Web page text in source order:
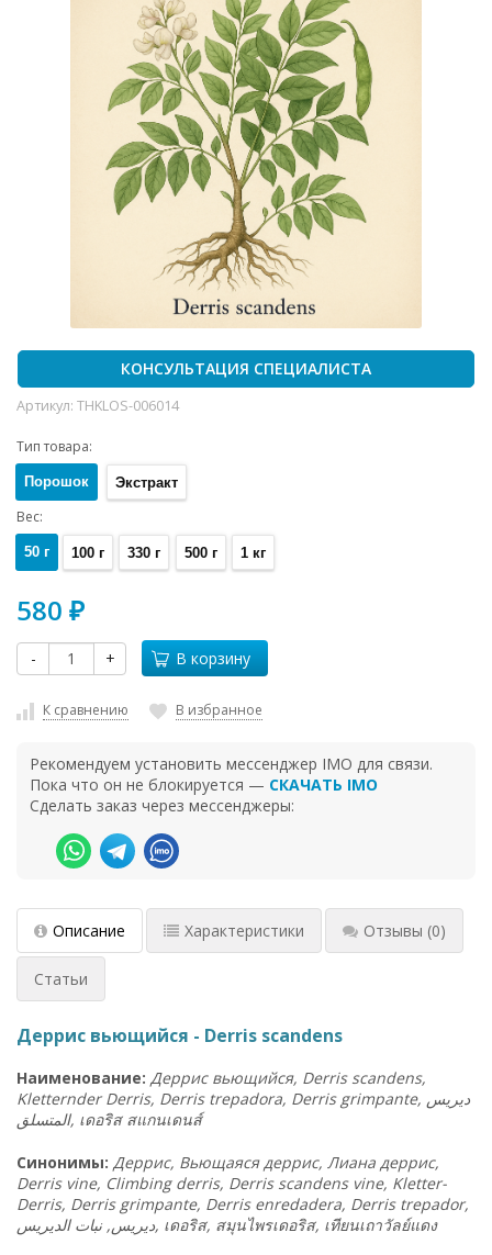
КОНСУЛЬТАЦИЯ СПЕЦИАЛИСТА
Артикул: THKLOS-006014
Тип товара:
Порошок Экстракт
Вес:
50 г 100 г 330 г 500 г 1 кг
580 ₽
- + В корзину
К сравнению В избранное
Рекомендуем установить мессенджер IMO для связи.
Пока что он не блокируется — СКАЧАТЬ IMO
Сделать заказ через мессенджеры:
Описание Характеристики Отзывы (0)
Статьи
Деррис вьющийся - Derris scandens
Наименование: Деррис вьющийся, Derris scandens,
Kletternder Derris, Derris trepadora, Derris grimpante, ديريس
المتسلق, เดอริส สแกนเดนส์
Синонимы: Деррис, Вьющаяся деррис, Лиана деррис,
Derris vine, Climbing derris, Derris scandens vine, Kletter-
Derris, Derris grimpante, Derris enredadera, Derris trepador,
ديريس, نبات الديريس, เดอริส, สมุนไพรเดอริส, เทียนเถาวัลย์แดง